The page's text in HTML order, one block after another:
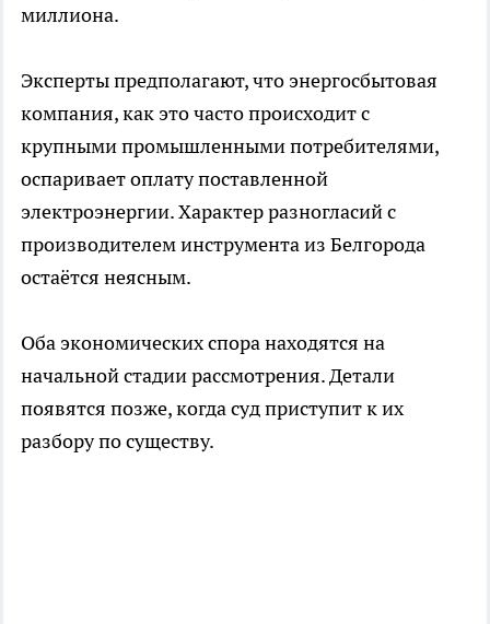
миллиона.
Эксперты предполагают, что энергосбытовая
компания, как это часто происходит с
крупными промышленными потребителями,
оспаривает оплату поставленной
электроэнергии. Характер разногласий с
производителем инструмента из Белгорода
остаётся неясным.
Оба экономических спора находятся на
начальной стадии рассмотрения. Детали
появятся позже, когда суд приступит к их
разбору по существу.